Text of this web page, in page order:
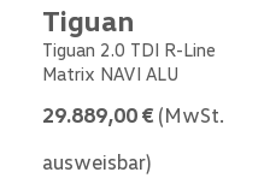
Tiguan
Tiguan 2.0 TDI R-Line
Matrix NAVI ALU
29.889,00 € (MwSt.
ausweisbar)